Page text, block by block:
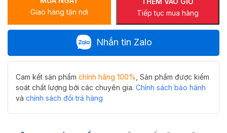
cổ
1122D
ngăn
hiệu
quả,
thoát
Tiếp tục mua hàng
Giao hàng tận nơi
Nhắn tin Zalo
Cam kết sản phẩm chính hãng 100% , Sản phẩm được kiểm
soát chất lượng bởi các chuyên gia. Chính sách bảo hành
và chính sách đổi trả hàng